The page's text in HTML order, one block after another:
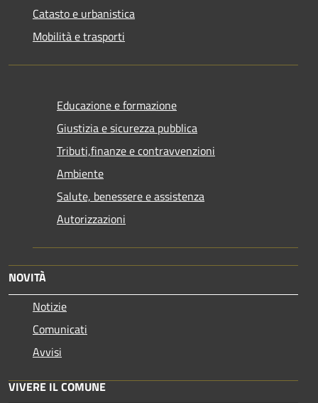
Catasto e urbanistica
Mobilità e trasporti
Educazione e formazione
Giustizia e sicurezza pubblica
Tributi,finanze e contravvenzioni
Ambiente
Salute, benessere e assistenza
Autorizzazioni
NOVITÀ
Notizie
Comunicati
Avvisi
VIVERE IL COMUNE